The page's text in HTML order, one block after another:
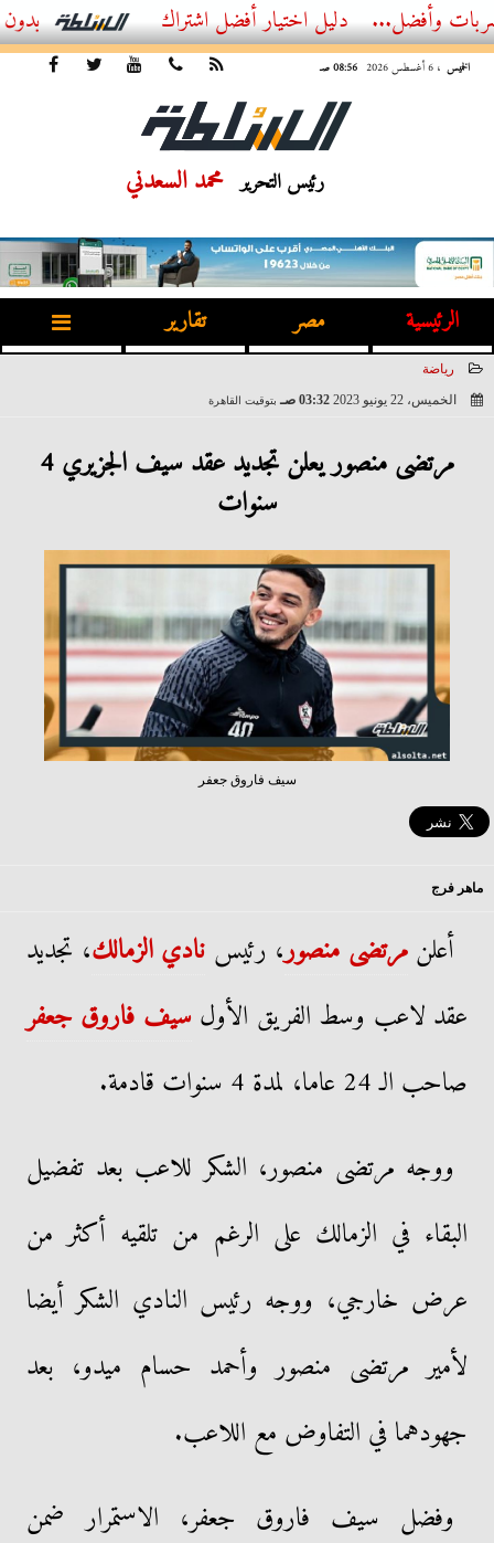
أفضل اشتراك IPTV بدون تقطيع 2026 – دليل المشاهد العصري
الخميس ، 6 أغسطس 2026 08:56 صـ
رئيس التحرير محمد السعدني
الرئيسية مصر تقارير
رياضة
الخميس، 22 يونيو 2023
03:32 صـ بتوقيت القاهرة
مرتضى منصور يعلن تجديد عقد سيف الجزيري 4
سنوات
سيف فاروق جعفر
ماهر فرج
أعلنمرتضى منصور، رئيس نادي الزمالك، تجديد
عقد لاعب وسط الفريق الأولسيف فاروق جعفر
صاحب الـ 24 عاما، لمدة 4 سنوات قادمة.
ووجه مرتضى منصور، الشكر للاعب بعد تفضيل
البقاء في الزمالك على الرغم من تلقيه أكثر من
عرض خارجي، ووجه رئيس النادي الشكر أيضا
لأمير مرتضى منصور وأحمد حسام ميدو، بعد
جهودهما في التفاوض مع اللاعب.
وفضل سيف فاروق جعفر، الاستمرار ضمن